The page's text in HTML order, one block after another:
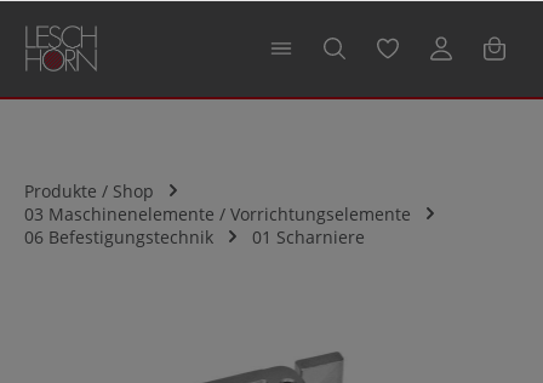
springen
Produkte / Shop
03 Maschinenelemente / Vorrichtungselemente
06 Befestigungstechnik
01 Scharniere